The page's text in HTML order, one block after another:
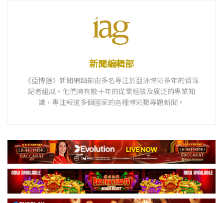
新聞編輯部
《亞博匯》新聞編輯部由多名專注於亞洲博彩多年的資深
記者組成。他們擁有數十年的從業經驗及廣泛的專業知
識，專注報道多個國家的各種博彩類專題新聞。